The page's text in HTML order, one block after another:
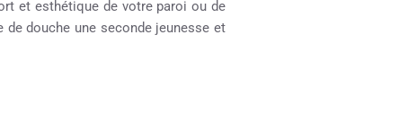
et esthétique de votre paroi ou de
douche une seconde jeunesse et